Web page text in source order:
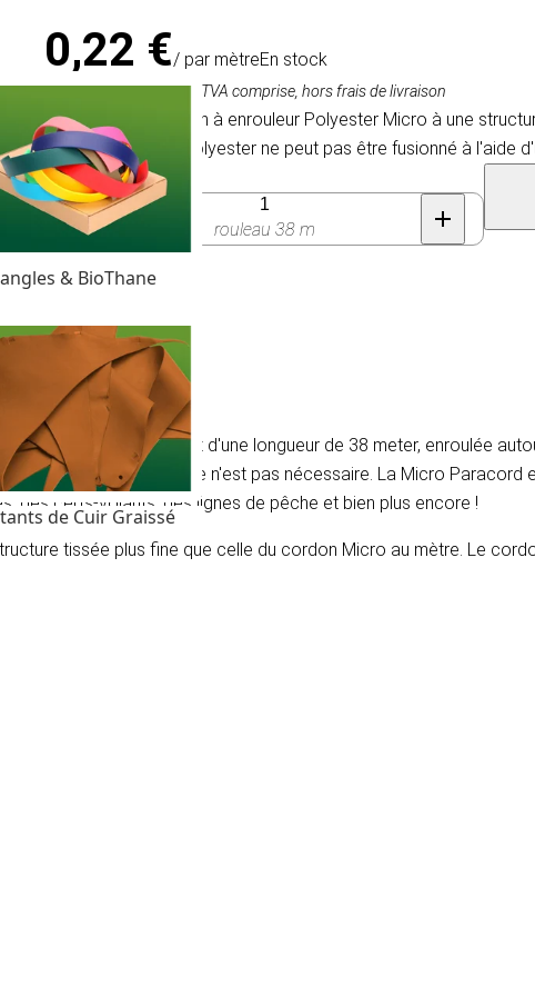
& BioThane
de Cuir Graissé
0,22 €/ par mètreEn stock
8,45 €(rouleau 38 m), TVA comprise, hors frais de livraison
Attention ! Ce cordon à enrouleur Polyester Micro à une
mètre. Le cordon Polyester ne peut pas être fusionné à l'aide
Quantité
rouleau 38 m
La Micro Paracord est d'une longueur de 38 meter, enroulée
corde plus épaisse n'est pas nécessaire. La Micro Paracord
des cerfs-volants, des lignes de pêche et bien plus encore !
tissée plus fine que celle du cordon Micro au mètre. Le